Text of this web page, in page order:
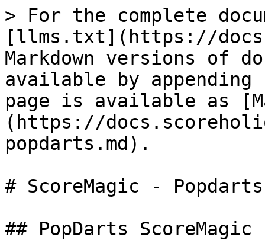
> For the complete
[llms.txt](https://
Markdown versions of
available by
page is available as
(https://
popdarts.md).
# ScoreMagic - Popdarts
## PopDarts ScoreMagic